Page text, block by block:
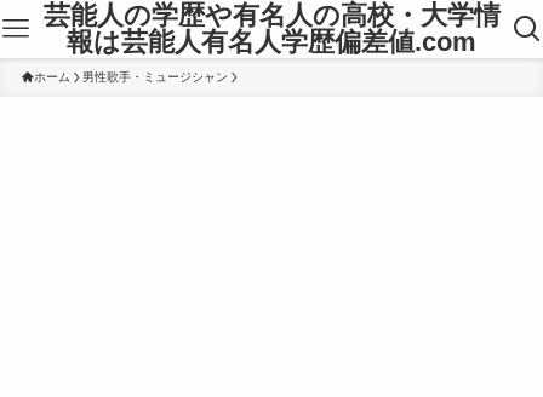
芸能人の学歴や有名人の高校・大学情
報は芸能人有名人学歴偏差値.com
ホーム 男性歌手・ミュージシャン